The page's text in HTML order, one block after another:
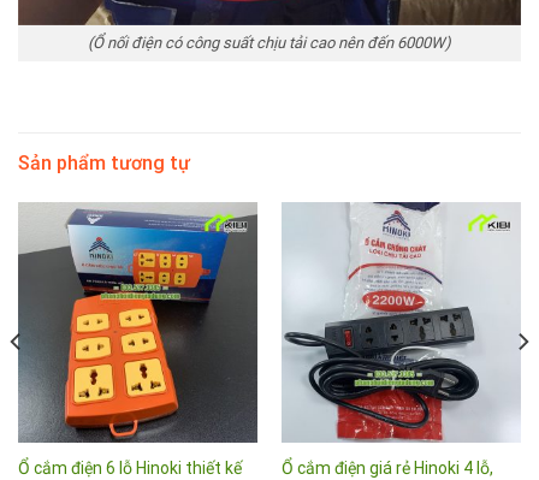
(Ổ nối điện có công suất chịu tải cao nên đến 6000W)
Sản phẩm tương tự
Ổ cắm điện 6 lỗ Hinoki thiết kế
Ổ cắm điện giá rẻ Hinoki 4 lỗ,